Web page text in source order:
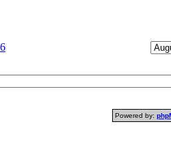
Powered by: